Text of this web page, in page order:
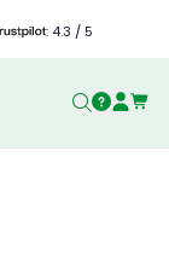
: 4.3 /5